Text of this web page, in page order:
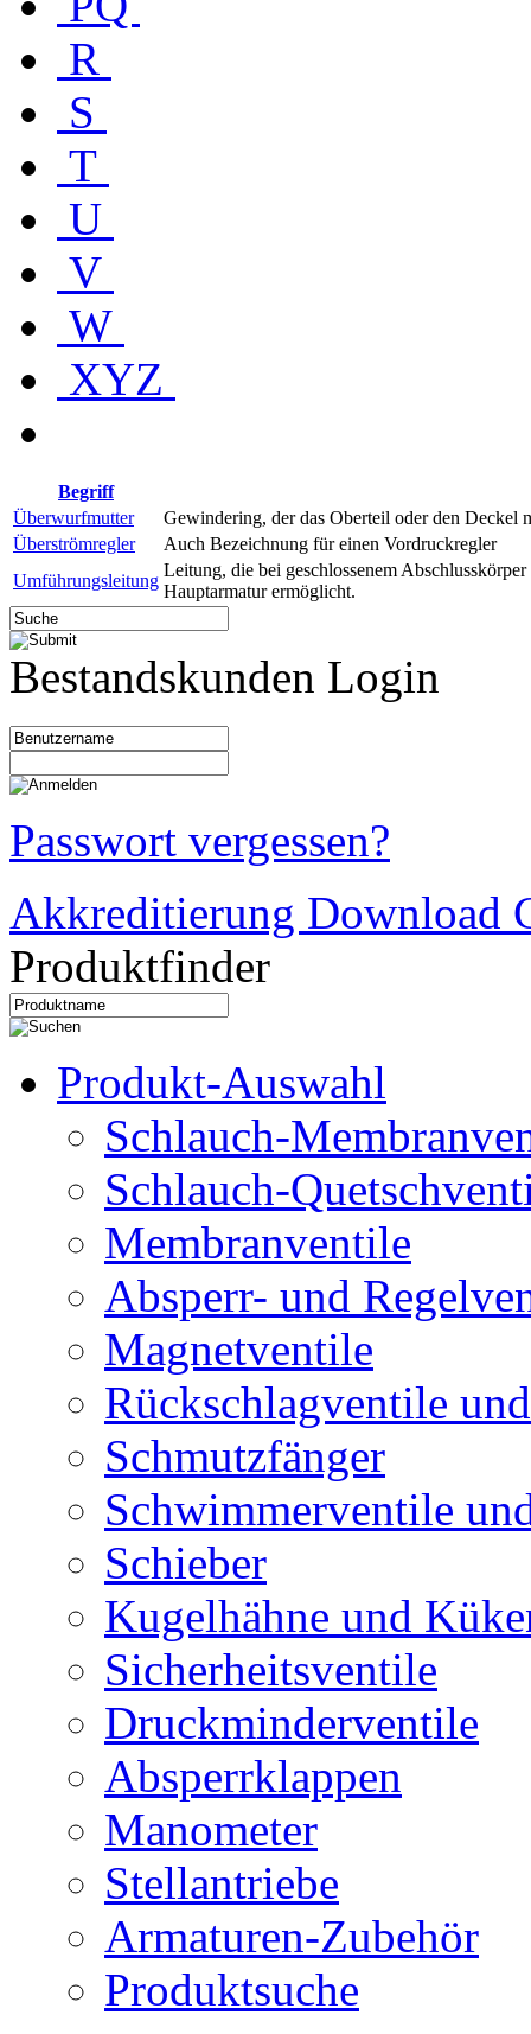
R
S
T
U
V
W
XYZ
Begriff
Überwurfmutter
Gewindering, der das Oberteil oder den Deckel
Überströmregler
Auch Bezeichnung für einen Vordruckregler
Umführungsleitung
Leitung, die bei geschlossenem
Hauptarmatur ermöglicht.
Bestandskunden Login
Passwort vergessen?
Akkreditierung Download
Produktfinder
Produkt-Auswahl
Schlauch-
Schlauch-
Membranventile
Absperr- und
Magnetventile
Rückschlagventile
Schmutzfänger
Schwimmerventile
Schieber
Kugelhähne und
Sicherheitsventile
Druckminderventile
Absperrklappen
Manometer
Stellantriebe
Armaturen-Zubehör
Produktsuche